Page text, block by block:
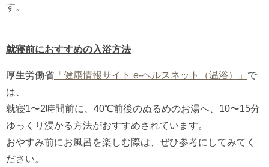
す。
就寝前におすすめの入浴方法
厚生労働省 「健康情報サイト e-ヘルスネット（温浴）」 で
は、
就寝1〜2時間前に、40℃前後のぬるめのお湯へ、10〜15分
ゆっくり浸かる方法がおすすめされています。
おやすみ前にお風呂を楽しむ際は、ぜひ参考にしてみてく
ださい。